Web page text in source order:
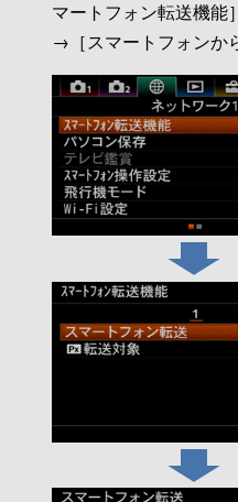
マートフォン転送機能
→［スマートフォンか